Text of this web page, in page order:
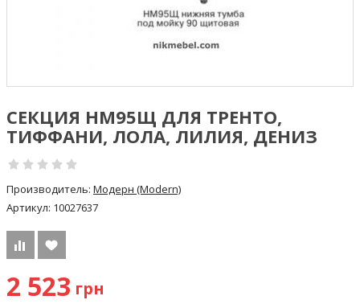
СЕКЦИЯ НМ95Щ ДЛЯ ТРЕНТО,
ТИФФАНИ, ЛОЛА, ЛИЛИЯ, ДЕНИЗ
Производитель: Модерн (Modern)
Артикул: 10027637
2 523 грн